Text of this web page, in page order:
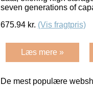
seven generations of
675.94 kr. (Vis fragtpris)
Læs mere »
De mest populære